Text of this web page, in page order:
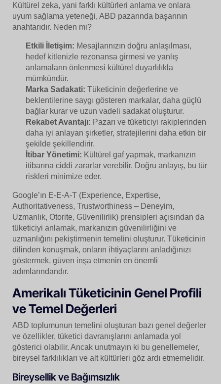
Kültürel zeka, yani farklı kültürleri anlama ve onlara
uyum sağlama yeteneği, ABD pazarında başarının
anahtarıdır. Neden mi?
Etkili İletişim: Mesajlarınızın doğru anlaşılması,
hedef kitlenizle rezonansa girmesi ve yanlış
anlamaların önlenmesi kültürel duyarlılıkla
mümkündür.
Marka Sadakati: Tüketicinin değerlerine ve
beklentilerine saygı gösteren markalar, daha güçlü
bağlar kurar ve uzun vadeli sadakat oluşturur.
Rekabet Avantajı: Pazarı ve tüketiciyi rakiplerinden
daha iyi anlayan şirketler, stratejilerini daha etkin bir
şekilde şekillendirir.
İtibar Yönetimi: Kültürel gaf yapmak, markanızın
itibarına ciddi zararlar verebilir. Doğru anlayış, bu tür
riskleri minimize eder.
Google’ın E-E-A-T (Experience, Expertise,
Authoritativeness, Trustworthiness – Deneyim,
Uzmanlık, Otorite, Güvenilirlik) prensipleri açısından da
tüketiciyi anlamak, markanızın güvenilirliğini ve
uzmanlığını pekiştirmenin temelini oluşturur. Tüketicinin
dilinden konuşmak, onların ihtiyaçlarını anladığınızı
göstermek, güven inşa etmenin en önemli
adımlarındandır.
Amerikalı Tüketicinin Genel Profili
ve Temel Değerleri
ABD toplumunun temelini oluşturan bazı genel değerler
ve özellikler, tüketici davranışlarını anlamada yol
gösterici olabilir. Ancak unutmayın ki bu genellemeler,
bireysel farklılıkları ve alt kültürleri göz ardı etmemelidir.
Bireysellik ve Bağımsızlık